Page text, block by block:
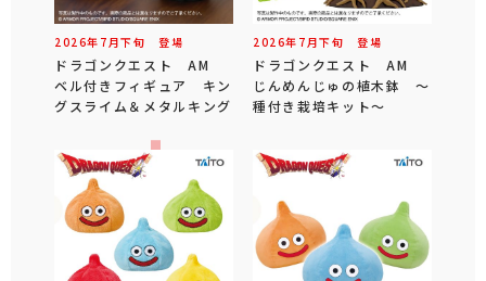
2026年 7 月下旬 登場
ドラゴンクエスト AM
ベル付きフィギュア キン
グスライム＆メタルキング
2026年 7 月下旬 登場
ドラゴンクエスト AM
じんめんじゅの植木鉢 ～
種付き栽培キット～